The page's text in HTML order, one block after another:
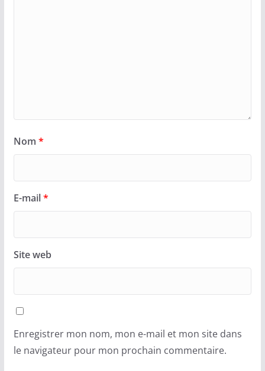
Nom *
E-mail*
Site web
Enregistrer mon nom, mon e-mail et mon site dans
le navigateur pour mon prochain commentaire.